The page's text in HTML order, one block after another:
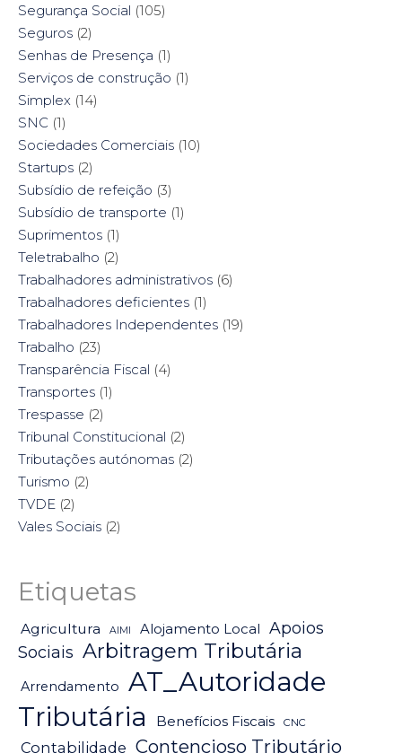
Segurança Social (105)
Seguros (2)
Senhas de Presença (1)
Serviços de construção (1)
Simplex (14)
SNC (1)
Sociedades Comerciais (10)
Startups (2)
Subsídio de refeição (3)
Subsídio de transporte (1)
Suprimentos (1)
Teletrabalho (2)
Trabalhadores administrativos (6)
Trabalhadores deficientes (1)
Trabalhadores Independentes (19)
Trabalho (23)
Transparência Fiscal (4)
Transportes (1)
Trespasse (2)
Tribunal Constitucional (2)
Tributações autónomas (2)
Turismo (2)
TVDE (2)
Vales Sociais (2)
Etiquetas
Agricultura AIMI Alojamento Local
Apoios
Sociais Arbitragem Tributária
Arrendamento
AT_Autoridade
Tributária
Benefícios Fiscais CNC
Contabilidade Contencioso Tributário